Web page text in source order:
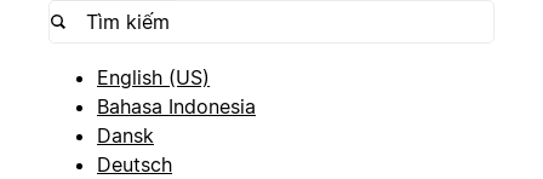
English (US)
Bahasa Indonesia
Dansk
Deutsch